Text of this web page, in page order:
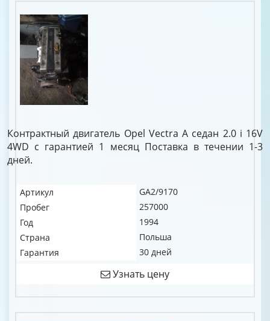
Контрактный двигатель Opel Vectra A седан 2.0 i 16V
4WD c гарантией 1 месяц Поставка в течении 1-3
дней.
Артикул
GA2/9170
Пробег
257000
Год
1994
Страна
Польша
Гарантия
30 дней
Узнать цену